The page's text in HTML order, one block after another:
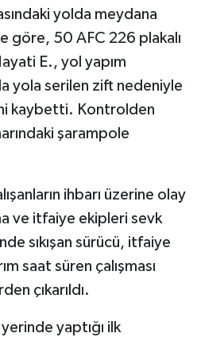
yolda meydana
göre, 50 AFC 226 plakalı
E., yol yapım
yola serilen zift nedeniyle
kaybetti. Kontrolden
şarampole
ihbarı üzerine olay
ve itfaiye ekipleri sevk
sıkışan sürücü, itfaiye
saat süren çalışması
çıkarıldı.
yaptığı ilk